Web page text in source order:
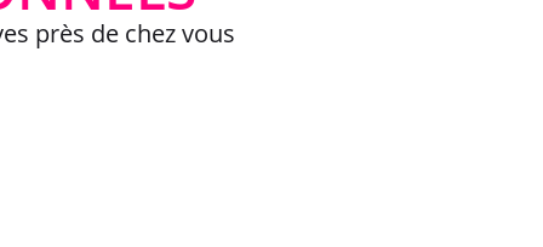
près de chez vous